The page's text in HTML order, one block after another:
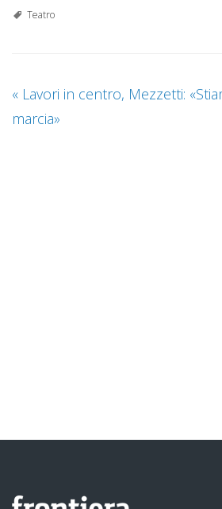
Teatro
« Lavori in centro, Mezzetti:
marcia»